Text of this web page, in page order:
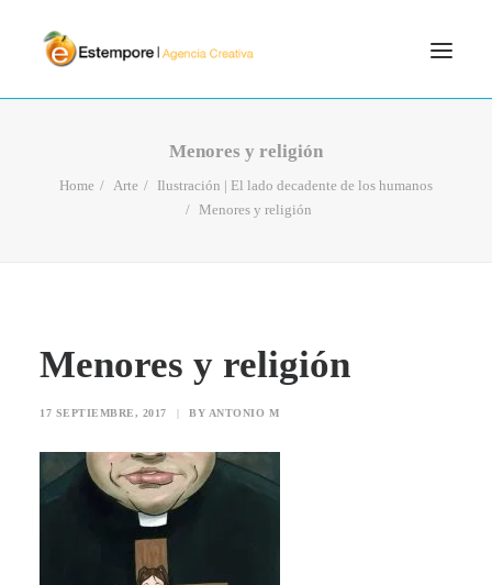
BLOG
Menores y religión
Home Arte
Ilustración | El lado decadente de los humanos
Menores y religión
Menores y religión
17 SEPTIEMBRE, 2017 | BY ANTONIO M